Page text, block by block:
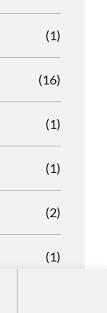
(1)
(16)
(1)
(1)
(2)
(1)